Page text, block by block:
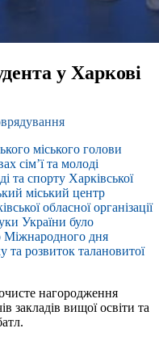
у Харкові
міського голови
сімʼї та молоді
та спорту Харківської
міський центр
обласної організації
України було
Міжнародного дня
та розвиток талановитої
нагородження
закладів вищої освіти та